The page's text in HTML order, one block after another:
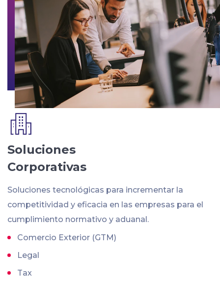
Soluciones
Corporativas
Soluciones tecnológicas para incrementar la
competitividad y eficacia en las empresas para el
cumplimiento normativo y aduanal.
Comercio Exterior (GTM)
Legal
Tax